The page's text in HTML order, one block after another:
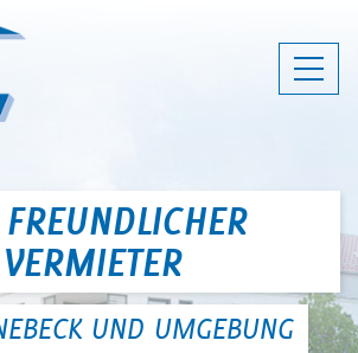
- IHR
VERMIETER
UND UMGEBUNG